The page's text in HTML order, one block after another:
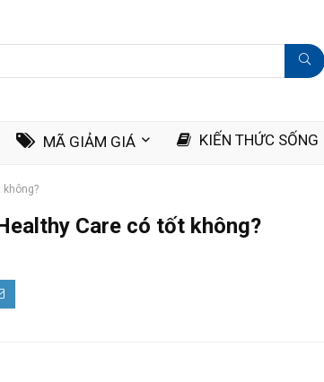
MÃ GIẢM GIÁ KIẾN THỨC SỐNG
không?
Care có tốt không?